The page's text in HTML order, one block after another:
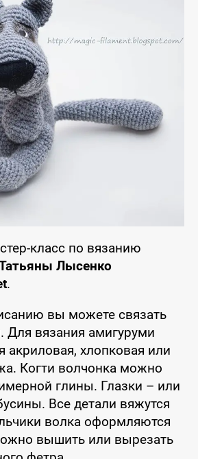
класс по вязанию
Лысенко
.
вы можете связать
Для вязания амигуруми
акриловая, хлопковая или
Когти волчонка можно
глины. Глазки – или
Все детали вяжутся
волка оформляются
вышить или вырезать